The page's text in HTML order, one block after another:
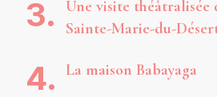
Une visite théâtralisée
Sainte-Marie-du-
La maison Babayaga